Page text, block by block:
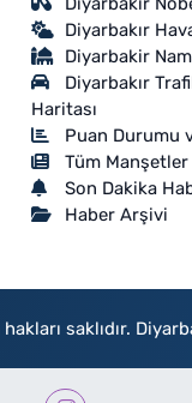
Diyarbakır
Diyarbakir
Diyarbakır
Haritası
Puan Durumu
Tüm Manşetler
Son Dakika
Haber Arşivi
saklıdır.